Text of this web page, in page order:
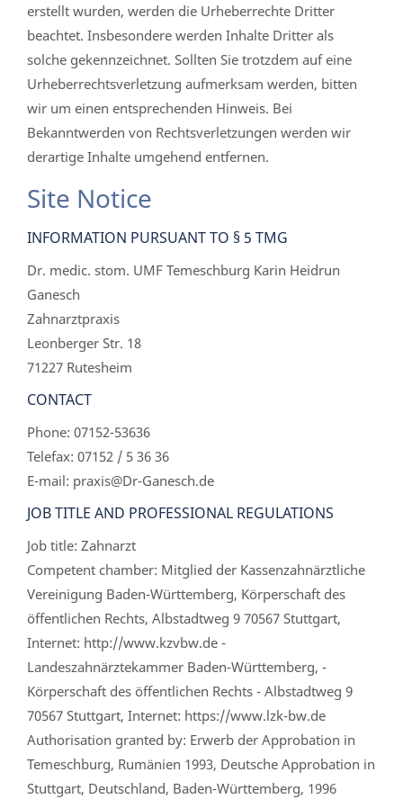
erstellt wurden, werden die Urheberrechte Dritter
beachtet. Insbesondere werden Inhalte Dritter als
solche gekennzeichnet. Sollten Sie trotzdem auf eine
Urheberrechtsverletzung aufmerksam werden, bitten
wir um einen entsprechenden Hinweis. Bei
Bekanntwerden von Rechtsverletzungen werden wir
derartige Inhalte umgehend entfernen.
Site Notice
INFORMATION PURSUANT TO § 5 TMG
Dr. medic. stom. UMF Temeschburg Karin Heidrun
Ganesch
Zahnarztpraxis
Leonberger Str. 18
71227 Rutesheim
CONTACT
Phone: 07152-53636
Telefax: 07152 / 5 36 36
E-mail: praxis@Dr-Ganesch.de
JOB TITLE AND PROFESSIONAL REGULATIONS
Job title: Zahnarzt
Competent chamber: Mitglied der Kassenzahnärztliche
Vereinigung Baden-Württemberg, Körperschaft des
öffentlichen Rechts, Albstadtweg 9 70567 Stuttgart,
Internet: http://www.kzvbw.de -
Landeszahnärztekammer Baden-Württemberg, -
Körperschaft des öffentlichen Rechts - Albstadtweg 9
70567 Stuttgart, Internet: https://www.lzk-bw.de
Authorisation granted by: Erwerb der Approbation in
Temeschburg, Rumänien 1993, Deutsche Approbation in
Stuttgart, Deutschland, Baden-Württemberg, 1996